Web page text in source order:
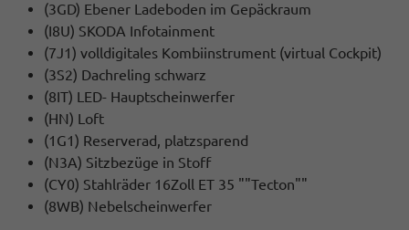
(3GD) Ebener Ladeboden im Gepäckraum
(I8U) SKODA Infotainment
(7J1) volldigitales Kombiinstrument (virtual Cockpit)
(3S2) Dachreling schwarz
(8IT) LED- Hauptscheinwerfer
(HN) Loft
(1G1) Reserverad, platzsparend
(N3A) Sitzbezüge in Stoff
(CY0) Stahlräder 16Zoll ET 35 ""Tecton""
(8WB) Nebelscheinwerfer